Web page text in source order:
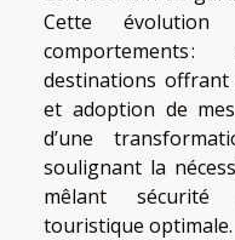
Cette évolution
destinations
et adoption de
d’une
soulignant la
mêlant sécurité
touristique optimale.